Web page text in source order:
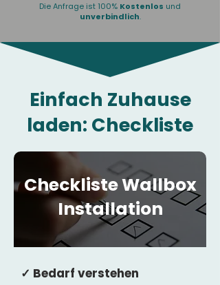
Die Anfrage ist 100% Kostenlos und
unverbindlich.
Einfach Zuhause
laden: Checkliste
Checkliste Wallbox
Installation
✓ Bedarf verstehen